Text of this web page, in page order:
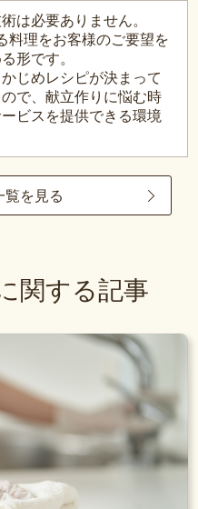
は必要ありません。
料理をお客様のご要望を
形です。
じめレシピが決まって
で、献立作りに悩む時
ビスを提供できる環境
覧を見る
関する記事